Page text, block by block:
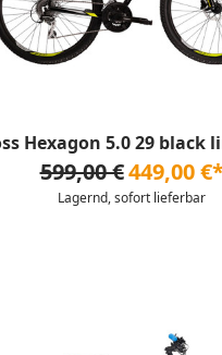
Hexagon 5.0 29 black
599,00 €449,00
Lagernd, sofort lieferbar